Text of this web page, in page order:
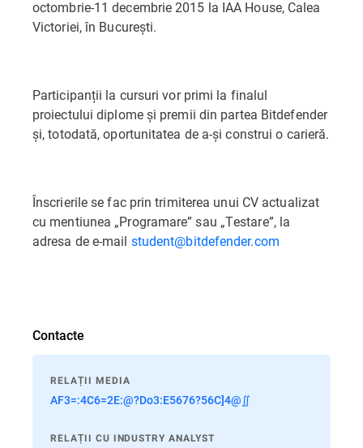
octombrie-11 decembrie 2015 la IAA House, Calea
Victoriei, în București.
Participanții la cursuri vor primi la finalul
proiectului diplome și premii din partea Bitdefender
și, totodată, oportunitatea de a-și construi o carieră.
Înscrierile se fac prin trimiterea unui CV actualizat
cu mentiunea „Programare” sau „Testare”, la
adresa de e-mail student@bitdefender.com
Contacte
RELAȚII MEDIA
AF3=:4C6=2E:@?Do3:E5676?56C]4@∬
RELAȚII CU INDUSTRY ANALYST